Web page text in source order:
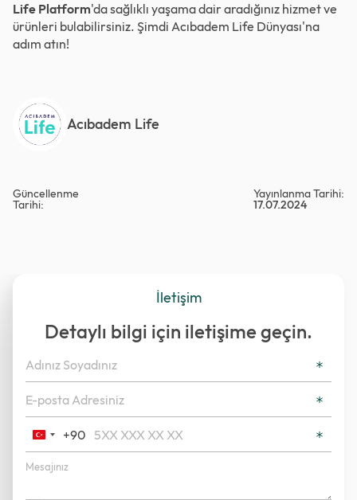
Life Platform'da sağlıklı yaşama dair aradığınız hizmet ve
ürünleri bulabilirsiniz. Şimdi Acıbadem Life Dünyası'na
adım atın!
Acıbadem Life
Güncellenme
Tarihi:
Yayınlanma Tarihi:
17.07.2024
İletişim
Detaylı bilgi için iletişime geçin.
Turkey
+90
+90